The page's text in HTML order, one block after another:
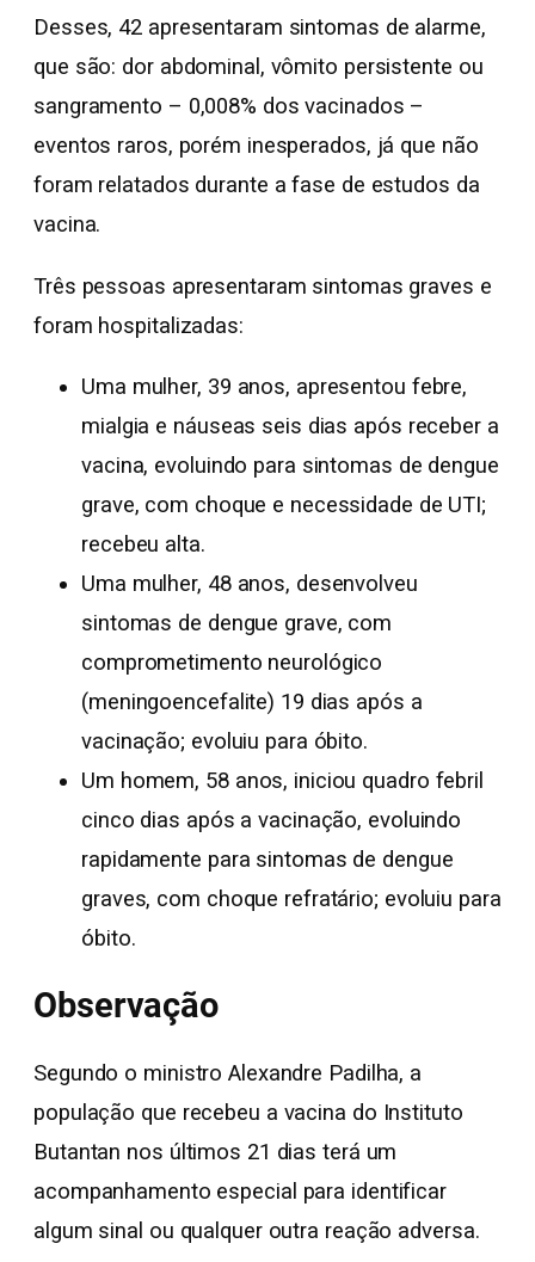
Desses, 42 apresentaram sintomas de alarme,
que são: dor abdominal, vômito persistente ou
sangramento – 0,008% dos vacinados –
eventos raros, porém inesperados, já que não
foram relatados durante a fase de estudos da
vacina.
Três pessoas apresentaram sintomas graves e
foram hospitalizadas:
Uma mulher, 39 anos, apresentou febre,
mialgia e náuseas seis dias após receber a
vacina, evoluindo para sintomas de dengue
grave, com choque e necessidade de UTI;
recebeu alta.
Uma mulher, 48 anos, desenvolveu
sintomas de dengue grave, com
comprometimento neurológico
(meningoencefalite) 19 dias após a
vacinação; evoluiu para óbito.
Um homem, 58 anos, iniciou quadro febril
cinco dias após a vacinação, evoluindo
rapidamente para sintomas de dengue
graves, com choque refratário; evoluiu para
óbito.
Observação
Segundo o ministro Alexandre Padilha, a
população que recebeu a vacina do Instituto
Butantan nos últimos 21 dias terá um
acompanhamento especial para identificar
algum sinal ou qualquer outra reação adversa.